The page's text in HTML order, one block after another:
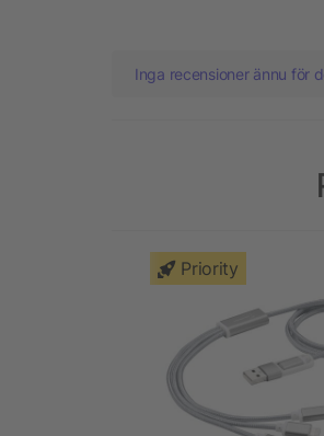
Inga recensioner ännu för
Priority